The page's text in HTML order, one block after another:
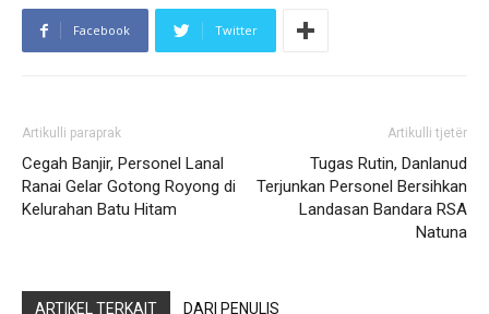
Facebook Twitter
Artikulli paraprak
Cegah Banjir, Personel Lanal
Ranai Gelar Gotong Royong di
Kelurahan Batu Hitam
Artikulli tjetër
Tugas Rutin, Danlanud
Terjunkan Personel Bersihkan
Landasan Bandara RSA
Natuna
ARTIKEL TERKAIT DARI PENULIS